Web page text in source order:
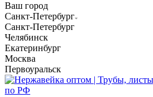
Ваш город
Санкт-Петербург
Санкт-Петербург
Челябинск
Екатеринбург
Москва
Первоуральск